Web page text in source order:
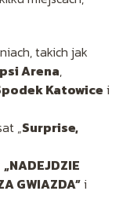
takich jak
Arena,
Katowice i
„Surprise,
„NADEJDZIE
GWIAZDA”i